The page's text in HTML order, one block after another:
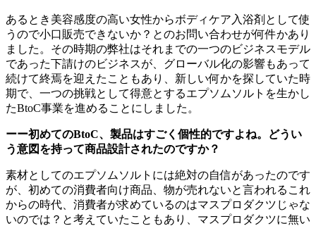
あるとき美容感度の高い女性からボディケア入浴剤として使
うので小口販売できないか？とのお問い合わせが何件かあり
ました。その時期の弊社はそれまでの一つのビジネスモデル
であった下請けのビジネスが、グローバル化の影響もあって
続けて終焉を迎えたこともあり、新しい何かを探していた時
期で、一つの挑戦として得意とするエプソムソルトを生かし
たBtoC事業を進めることにしました。
ーー初めてのBtoC、製品はすごく個性的ですよね。どうい
う意図を持って商品設計されたのですか？
素材としてのエプソムソルトには絶対の自信があったのです
が、初めての消費者向け商品、物が売れないと言われるこれ
からの時代、消費者が求めているのはマスプロダクツじゃな
いのでは？と考えていたこともあり、マスプロダクツに無い